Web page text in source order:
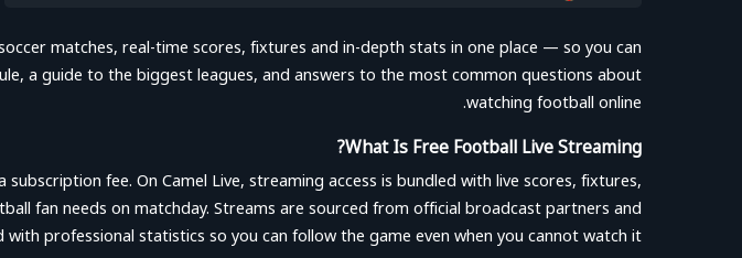
matches, real-time scores, fixtures and in-depth stats in one place — so you can
a guide to the biggest leagues, and answers to the most common questions about
watching football online.
What Is Free Football Live Streaming?
fee. On Camel Live, streaming access is bundled with live scores, fixtures,
fan needs on matchday. Streams are sourced from official broadcast partners and
professional statistics so you can follow the game even when you cannot watch it.